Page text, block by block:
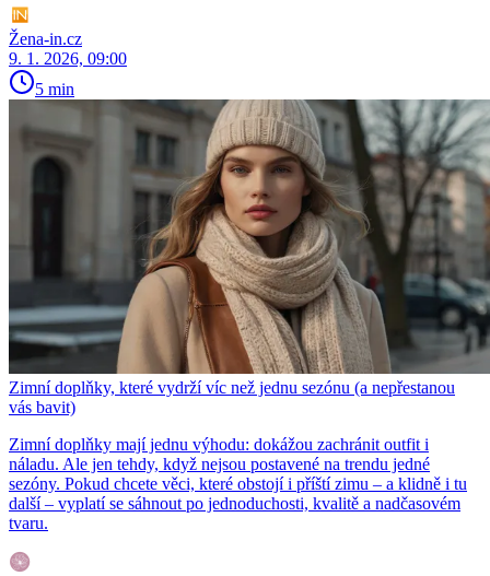
Žena-in.cz
9. 1. 2026, 09:00
5 min
Zimní doplňky, které vydrží víc než jednu sezónu (a nepřestanou
vás bavit)
Zimní doplňky mají jednu výhodu: dokážou zachránit outfit i
náladu. Ale jen tehdy, když nejsou postavené na trendu jedné
sezóny. Pokud chcete věci, které obstojí i příští zimu – a klidně i tu
další – vyplatí se sáhnout po jednoduchosti, kvalitě a nadčasovém
tvaru.